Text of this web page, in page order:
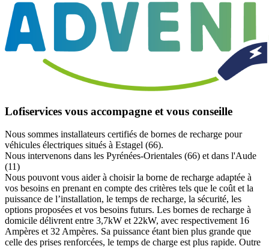
Lofiservices vous accompagne et vous conseille
Nous sommes installateurs certifiés de bornes de recharge pour
véhicules électriques situés à Estagel (66).
Nous intervenons dans les Pyrénées-Orientales (66) et dans l'Aude
(11)
Nous pouvont vous aider à choisir la borne de recharge adaptée à
vos besoins en prenant en compte des critères tels que le coût et la
puissance de l’installation, le temps de recharge, la sécurité, les
options proposées et vos besoins futurs. Les bornes de recharge à
domicile délivrent entre 3,7kW et 22kW, avec respectivement 16
Ampères et 32 Ampères. Sa puissance étant bien plus grande que
celle des prises renforcées, le temps de charge est plus rapide. Outre